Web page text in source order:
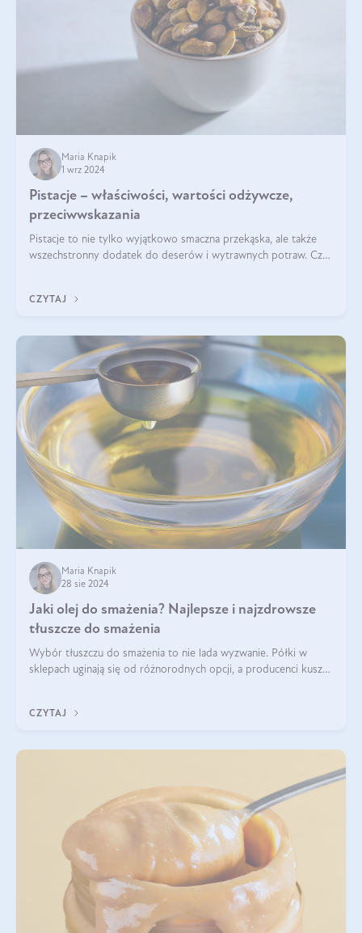
Maria Knapik
1 wrz 2024
Pistacje – właściwości, wartości odżywcze,
przeciwwskazania
Pistacje to nie tylko wyjątkowo smaczna przekąska, ale także
wszechstronny dodatek do deserów i wytrawnych potraw. Czy
CZYTAJ
Maria Knapik
28 sie 2024
Jaki olej do smażenia? Najlepsze i najzdrowsze
tłuszcze do smażenia
Wybór tłuszczu do smażenia to nie lada wyzwanie. Półki w
sklepach uginają się od różnorodnych opcji, a producenci kuszą
CZYTAJ